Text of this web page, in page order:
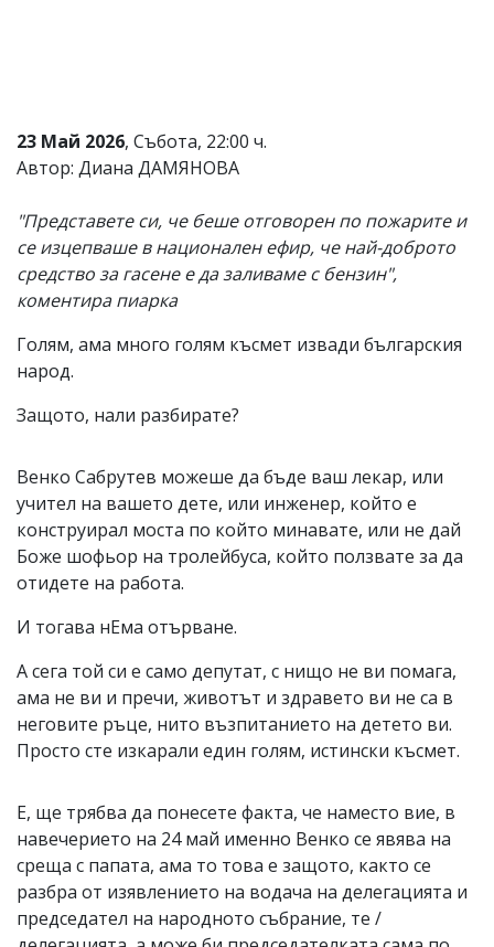
за
тях!
Ако
обиден
за
вас
коментар,
моля
сигнализирайте
23 Май 2026, Събота, 22:00 ч.
Автор: Диана ДАМЯНОВА
"Представете си, че беше отговорен по пожарите и
се изцепваше в национален ефир, че най-доброто
средство за гасене е да заливаме с бензин",
коментира пиарка
Голям, ама много голям късмет извади българския
народ.
Защото, нали разбирате?
Венко Сабрутев можеше да бъде ваш лекар, или
учител на вашето дете, или инженер, който е
конструирал моста по който минавате, или не дай
Боже шофьор на тролейбуса, който ползвате за да
отидете на работа.
И тогава нЕма отърване.
А сега той си е само депутат, с нищо не ви помага,
ама не ви и пречи, животът и здравето ви не са в
неговите ръце, нито възпитанието на детето ви.
Просто сте изкарали един голям, истински късмет.
Е, ще трябва да понесете факта, че наместо вие, в
навечерието на 24 май именно Венко се явява на
среща с папата, ама то това е защото, както се
разбра от изявлението на водача на делегацията и
председател на народното събрание, те /